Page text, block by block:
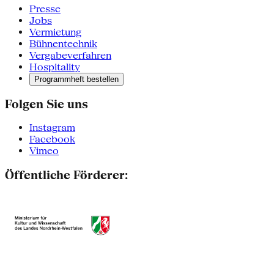
Presse
Jobs
Vermietung
Bühnentechnik
Vergabeverfahren
Hospitality
Programmheft bestellen
Folgen Sie uns
Instagram
Facebook
Vimeo
Öffentliche Förderer: